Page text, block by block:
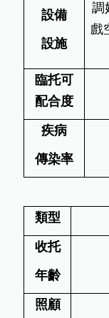
設備
設施
調
戲
臨托可
配合度
疾病
傳染率
類型
收托
年齡
照顧